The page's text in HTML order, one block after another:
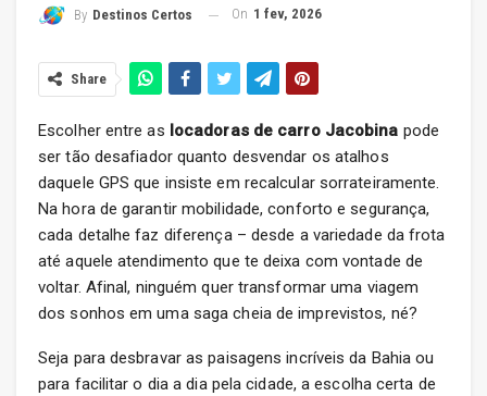
By Destinos Certos On 1 fev, 2026
Share
Escolher entre as locadoras de carro Jacobina pode
ser tão desafiador quanto desvendar os atalhos
daquele GPS que insiste em recalcular sorrateiramente.
Na hora de garantir mobilidade, conforto e segurança,
cada detalhe faz diferença – desde a variedade da frota
até aquele atendimento que te deixa com vontade de
voltar. Afinal, ninguém quer transformar uma viagem
dos sonhos em uma saga cheia de imprevistos, né?
Seja para desbravar as paisagens incríveis da Bahia ou
para facilitar o dia a dia pela cidade, a escolha certa de